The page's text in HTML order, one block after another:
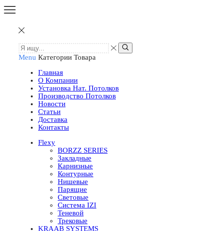
Menu Категории Товара
Главная
О Компании
Установка Нат. Потолков
Производство Потолков
Новости
Статьи
Доставка
Контакты
Flexy
BORZZ SERIES
Закладные
Карнизные
Контурные
Нишевые
Парящие
Световые
Система IZI
Теневой
Трековые
KRAAB SYSTEMS